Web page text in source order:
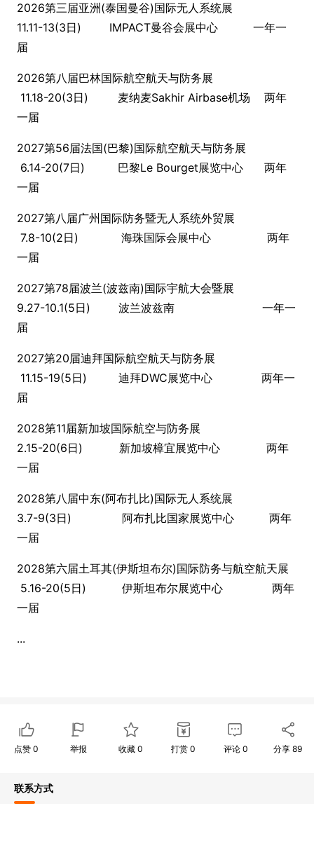
2026第三届亚洲(泰国曼谷)国际无人系统展
11.11-13(3日) IMPACT曼谷会展中心 一年一
届
2026第八届巴林国际航空航天与防务展
11.18-20(3日) 麦纳麦Sakhir Airbase机场 两年
一届
2027第56届法国(巴黎)国际航空航天与防务展
6.14-20(7日) 巴黎Le Bourget展览中心 两年
一届
2027第八届广州国际防务暨无人系统外贸展
7.8-10(2日) 海珠国际会展中心 两年
一届
2027第78届波兰(波兹南)国际宇航大会暨展
9.27-10.1(5日) 波兰波兹南 一年一
届
2027第20届迪拜国际航空航天与防务展
11.15-19(5日) 迪拜DWC展览中心 两年一
届
2028第11届新加坡国际航空与防务展
2.15-20(6日) 新加坡樟宜展览中心 两年
一届
2028第八届中东(阿布扎比)国际无人系统展
3.7-9(3日) 阿布扎比国家展览中心 两年
一届
2028第六届土耳其(伊斯坦布尔)国际防务与航空航天展
5.16-20(5日) 伊斯坦布尔展览中心 两年
一届
...
点赞 0 举报 收藏0 打赏 0 评论 0 分享89
联系方式